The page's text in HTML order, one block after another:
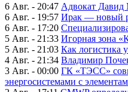
6 Авг. - 20:47 Адвокат Давид
6 Авг. - 19:57 Ирак — новый
6 Авг. - 17:20
5 Авг. - 21:33 Игорная зона
5 Авг. - 21:03 Как логистика
4 Авг. - 21:34 Владимир
3 Авг. - 00:00 ГК «ТЭСС»
энергосистемами с